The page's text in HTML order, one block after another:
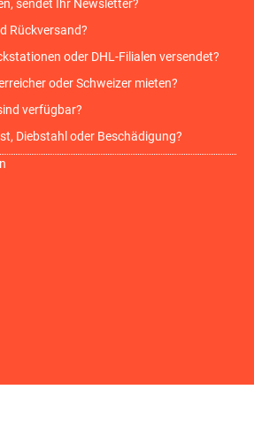
sendet Ihr Newsletter?
Rückversand?
oder DHL-Filialen versendet?
oder Schweizer mieten?
verfügbar?
Diebstahl oder Beschädigung?